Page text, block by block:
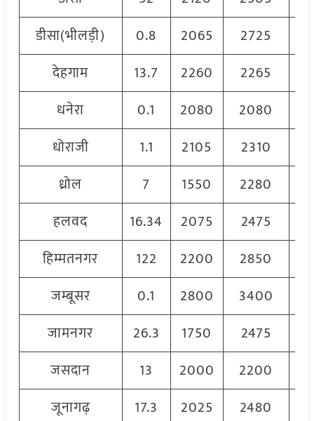
डीसा(भीलड़ी)
0.8 2065 2725
देहगाम
13.7 2260 2265
धनेरा
0.1 2080 2080
धोराजी
1.1 2105 2310
ध्रोल
7 1550 2280
हलवद
16.34 2075 2475
हिम्मतनगर
122 2200 2850
जम्बूसर
0.1 2800 3400
जामनगर
26.3 1750 2475
जसदान
13 2000 2200
जूनागढ़
17.3 2025 2480